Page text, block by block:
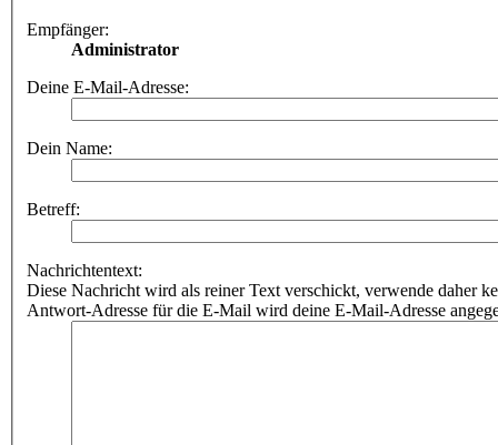
Empfänger:
Administrator
Deine E-Mail-Adresse:
Dein Name:
Betreff:
Nachrichtentext:
Diese Nachricht wird als reiner Text verschickt, verwende daher
Antwort-Adresse für die E-Mail wird deine E-Mail-Adresse